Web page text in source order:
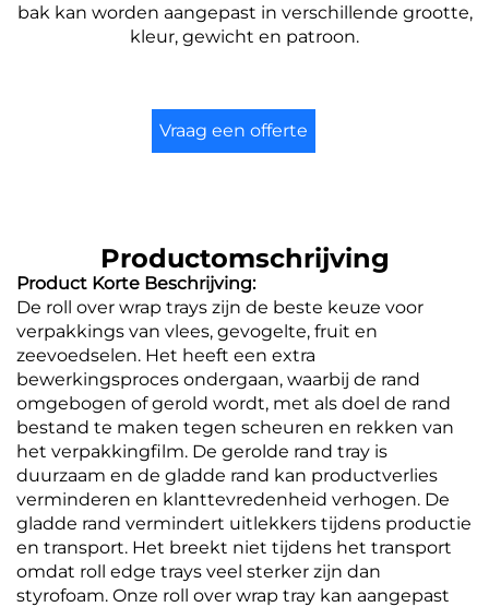
bak kan worden aangepast in verschillende grootte,
kleur, gewicht en patroon.
Vraag een offerte
Productomschrijving
Product Korte Beschrijving:
De roll over wrap trays zijn de beste keuze voor
verpakkings van vlees, gevogelte, fruit en
zeevoedselen. Het heeft een extra
bewerkingsproces ondergaan, waarbij de rand
omgebogen of gerold wordt, met als doel de rand
bestand te maken tegen scheuren en rekken van
het verpakkingfilm. De gerolde rand tray is
duurzaam en de gladde rand kan productverlies
verminderen en klanttevredenheid verhogen. De
gladde rand vermindert uitlekkers tijdens productie
en transport. Het breekt niet tijdens het transport
omdat roll edge trays veel sterker zijn dan
styrofoam. Onze roll over wrap tray kan aangepast